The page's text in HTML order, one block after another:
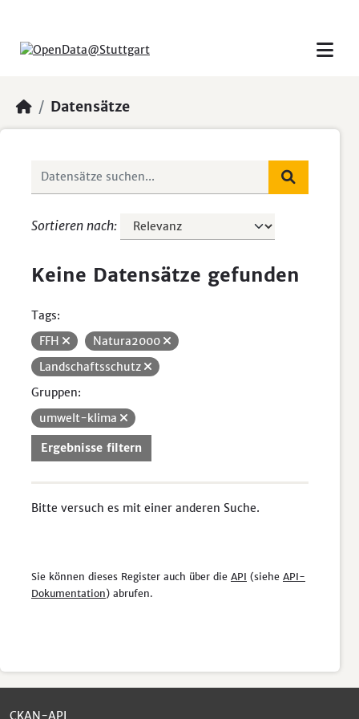
Datensätze
Sortieren nach
Keine Datensätze gefunden
Tags:
FFH
Natura2000
Landschaftsschutz
Gruppen:
umwelt-klima
Ergebnisse filtern
Bitte versuch es mit einer anderen Suche.
Sie können dieses Register auch über die API (siehe API-
Dokumentation) abrufen.
CKAN-API